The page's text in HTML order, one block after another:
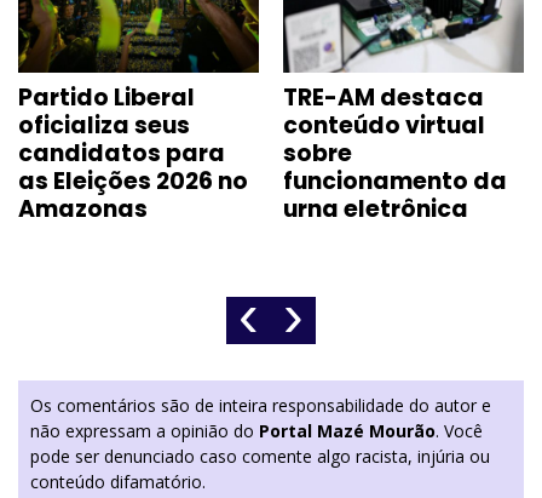
Partido Liberal
oficializa seus
candidatos para
as Eleições 2026 no
Amazonas
TRE-AM destaca
conteúdo virtual
sobre
funcionamento da
urna eletrônica
‹ ›
Os comentários são de inteira responsabilidade do autor e
não expressam a opinião do Portal Mazé Mourão. Você
pode ser denunciado caso comente algo racista, injúria ou
conteúdo difamatório.